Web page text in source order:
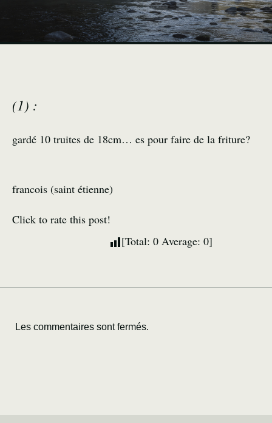
(1) :
gardé 10 truites de 18cm… es pour faire de la friture?
francois (saint étienne)
Click to rate this post!
[Total: 0 Average: 0]
Les commentaires sont fermés.